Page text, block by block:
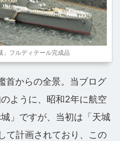
フルディテール完成品
首からの全景。当ブログ
ように、昭和2年に航空
」ですが、当初は「天城
て計画されており、この